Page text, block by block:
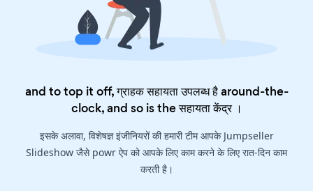
and to top it off, ग्राहक सहायता उपलब्ध है around-the-
clock, and so is theसहायता केंद्र।
इसके अलावा, विशेषज्ञ इंजीनियरों की हमारी टीम आपके Jumpseller
Slideshow जैसे powr ऐप को आपके लिए काम करने के लिए रात-दिन काम
करती है।